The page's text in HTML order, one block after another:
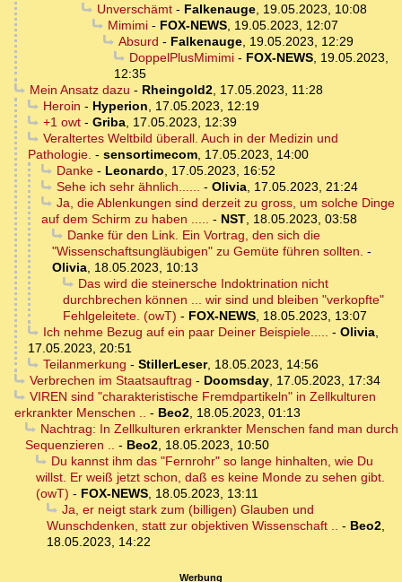
Unverschämt- Falkenauge, 19.05.2023, 10:08
Mimimi- FOX-NEWS, 19.05.2023, 12:07
Absurd - Falkenauge, 19.05.2023, 12:29
DoppelPlusMimimi- FOX-NEWS, 19.05.2023,
12:35
Mein Ansatz dazu - Rheingold2, 17.05.2023, 11:28
Heroin - Hyperion, 17.05.2023, 12:19
+1 owt- Griba, 17.05.2023, 12:39
Veraltertes Weltbild überall. Auch in der Medizin und
Pathologie. - sensortimecom, 17.05.2023, 14:00
Danke- Leonardo, 17.05.2023, 16:52
Sehe ich sehr ähnlich...... - Olivia, 17.05.2023, 21:24
Ja, die Ablenkungen sind derzeit zu gross, um solche Dinge
auf dem Schirm zu haben ..... - NST, 18.05.2023, 03:58
Danke für den Link. Ein Vortrag, den sich die
"Wissenschaftsungläubigen" zu Gemüte führen sollten. -
Olivia, 18.05.2023, 10:13
Das wird die steinersche Indoktrination nicht
durchbrechen können ... wir sind und bleiben "verkopfte"
Fehlgeleitete. (owT) - FOX-NEWS, 18.05.2023, 13:07
Ich nehme Bezug auf ein paar Deiner Beispiele..... - Olivia,
17.05.2023, 20:51
Teilanmerkung - StillerLeser, 18.05.2023, 14:56
Verbrechen im Staatsauftrag - Doomsday, 17.05.2023, 17:34
VIREN sind "charakteristische Fremdpartikeln" in Zellkulturen
erkrankter Menschen .. - Beo2, 18.05.2023, 01:13
Nachtrag: In Zellkulturen erkrankter Menschen fand man durch
Sequenzieren .. - Beo2, 18.05.2023, 10:50
Du kannst ihm das "Fernrohr" so lange hinhalten, wie Du
willst. Er weiß jetzt schon, daß es keine Monde zu sehen gibt.
(owT) - FOX-NEWS, 18.05.2023, 13:11
Ja, er neigt stark zum (billigen) Glauben und
Wunschdenken, statt zur objektiven Wissenschaft .. - Beo2,
18.05.2023, 14:22
Werbung